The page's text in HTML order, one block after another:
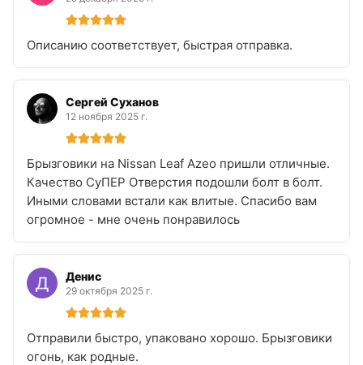
Описанию соответствует, быстрая отправка.
Сергей Суханов
12 ноября 2025 г.
Брызговики на Nissan Leaf Azeo пришли отличные.
Качество СуПЕР Отверстия подошли болт в болт.
Иными словами встали как влитые. Спасибо вам
огромное - мне очень понравилось
Денис
29 октября 2025 г.
Отправили быстро, упаковано хорошо. Брызговики
огонь, как родные.